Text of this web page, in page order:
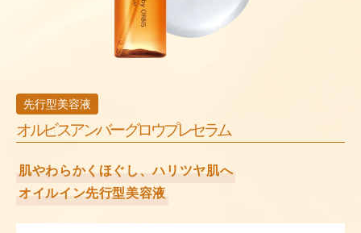
先行型美容液
オルビスアンバー グロウプレセラム
肌やわらかくほぐし、ハリツヤ肌へ
オイルイン先行型美容液